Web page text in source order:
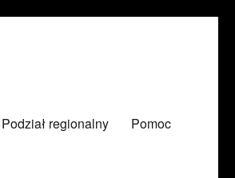
Podział regionalny Pomoc